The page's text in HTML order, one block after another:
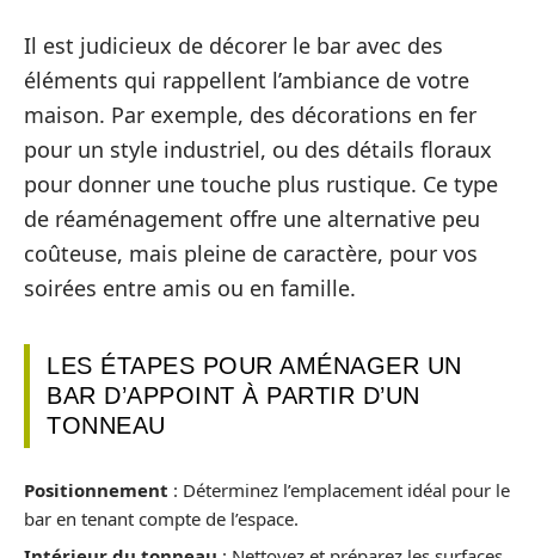
Il est judicieux de décorer le bar avec des
éléments qui rappellent l’ambiance de votre
maison. Par exemple, des décorations en fer
pour un style industriel, ou des détails floraux
pour donner une touche plus rustique. Ce type
de réaménagement offre une alternative peu
coûteuse, mais pleine de caractère, pour vos
soirées entre amis ou en famille.
LES ÉTAPES POUR AMÉNAGER UN
BAR D’APPOINT À PARTIR D’UN
TONNEAU
Positionnement : Déterminez l’emplacement idéal pour le
bar en tenant compte de l’espace.